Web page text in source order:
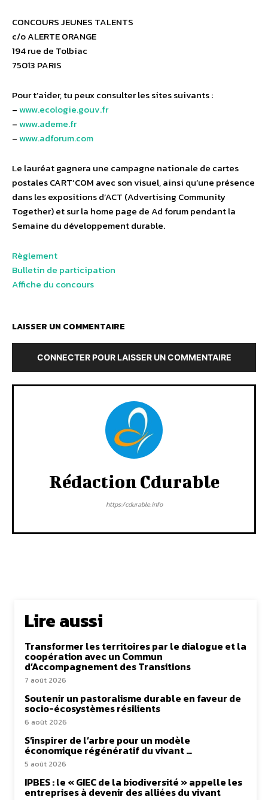
CONCOURS JEUNES TALENTS
c/o ALERTE ORANGE
194 rue de Tolbiac
75013 PARIS
Pour t’aider, tu peux consulter les sites suivants :
–www.ecologie.gouv.fr
–www.ademe.fr
–www.adforum.com
Le lauréat gagnera une campagne nationale de cartes
postales CART’COM avec son visuel, ainsi qu’une présence
dans les expositions d’ACT (Advertising Community
Together) et sur la home page de Ad forum pendant la
Semaine du développement durable.
Règlement
Bulletin de participation
Affiche du concours
LAISSER UN COMMENTAIRE
CONNECTER POUR LAISSER UN COMMENTAIRE
Rédaction Cdurable
https:/cdurable.info
Lire aussi
Transformer les territoires par le dialogue et la
coopération avec un Commun
d’Accompagnement des Transitions
7 août 2026
Soutenir un pastoralisme durable en faveur de
socio-écosystèmes résilients
6 août 2026
S’inspirer de l’arbre pour un modèle
économique régénératif du vivant …
5 août 2026
IPBES : le « GIEC de la biodiversité » appelle les
entreprises à devenir des alliées du vivant